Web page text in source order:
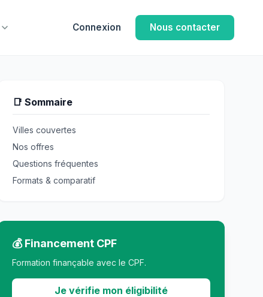
Connexion Nous contacter
📑 Sommaire
Villes couvertes
Nos offres
Questions fréquentes
Formats & comparatif
💰 Financement CPF
Formation finançable avec le CPF.
Je vérifie mon éligibilité